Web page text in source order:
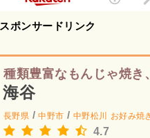
スポンサードリンク
種類豊富なもんじゃ焼き
海谷
長野県 /中野市 / 中野松川 お好み焼
4.7